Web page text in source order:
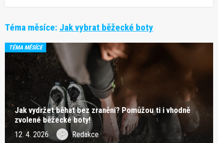
Téma měsíce: Jak vybrat běžecké boty
TÉMA MĚSÍCE
Jak vydržet běhat bez zranění? Pomůžou ti i vhodně
zvolené běžecké boty!
12. 4. 2026 Redakce